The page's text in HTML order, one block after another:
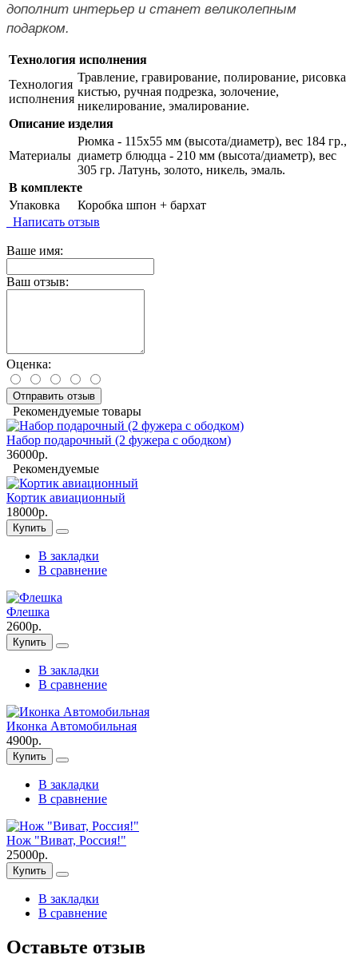
дополнит интерьер и станет великолепным
подарком.
Технология исполнения
Технология
исполнения
Травление, гравирование, полирование, рисовка
кистью, ручная подрезка, золочение,
никелирование, эмалирование.
Описание изделия
Материалы
Рюмка - 115х55 мм (высота/диаметр), вес 184 гр.,
диаметр блюдца - 210 мм (высота/диаметр), вес
305 гр. Латунь, золото, никель, эмаль.
В комплекте
Упаковка
Коробка шпон + бархат
Написать отзыв
Ваше имя:
Ваш отзыв:
Оценка:
Отправить отзыв
Рекомендуемые товары
Набор подарочный (2 фужера с ободком)
36000р.
Рекомендуемые
Кортик авиационный
18000р.
Купить
В закладки
В сравнение
Флешка
2600р.
Купить
В закладки
В сравнение
Иконка Автомобильная
4900р.
Купить
В закладки
В сравнение
Нож "Виват, Россия!"
25000р.
Купить
В закладки
В сравнение
Оставьте отзыв